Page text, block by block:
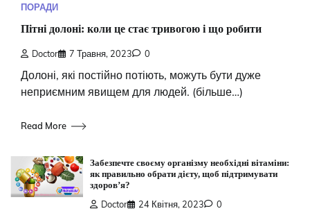
ПОРАДИ
Пітні долоні: коли це стає тривогою і що робити
Doctor 7 Травня, 2023 0
Долоні, які постійно потіють, можуть бути дуже
неприємним явищем для людей. (більше…)
Read More
Забезпечте своєму організму необхідні вітаміни:
як правильно обрати дієту, щоб підтримувати
здоров’я?
Doctor 24 Квітня, 2023 0